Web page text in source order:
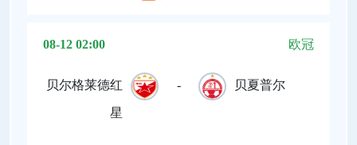
08-12 02:00 欧冠
贝尔格莱德红
星
- 贝夏普尔